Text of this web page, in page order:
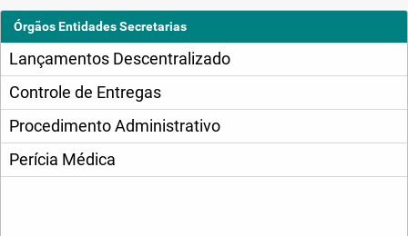
Órgãos Entidades Secretarias
Lançamentos Descentralizado
Controle de Entregas
Procedimento Administrativo
Perícia Médica